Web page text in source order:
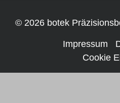
© 2026 botek
Impressum
Cookie